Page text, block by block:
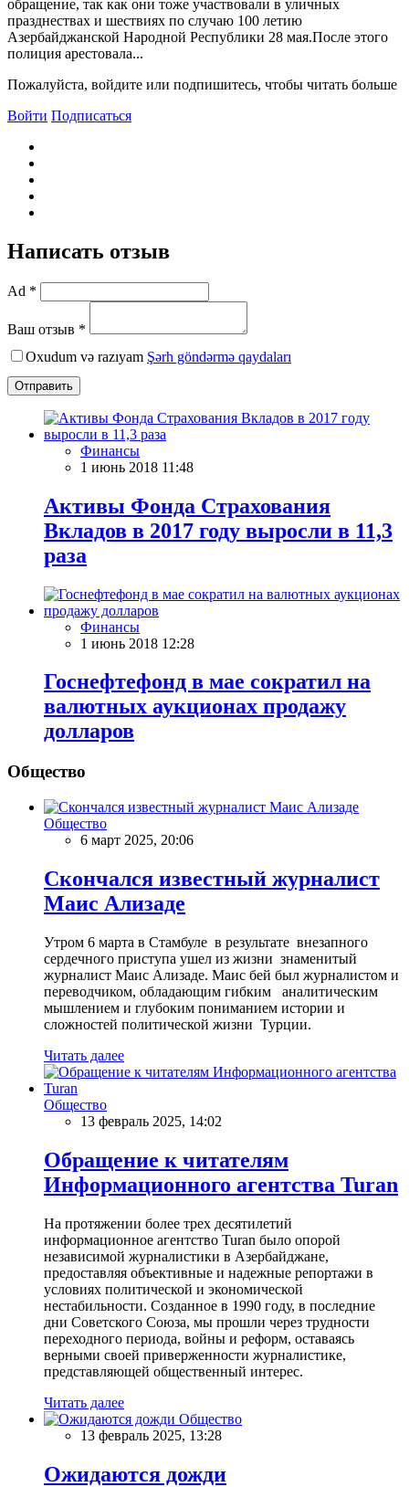
обращение, так как они тоже участвовали в уличных
празднествах и шествиях по случаю 100 летию
Азербайджанской Народной Республики 28 мая.После этого
полиция арестовала...
Пожалуйста, войдите или подпишитесь, чтобы читать больше
Войти Подписаться
Написать отзыв
Ad *
Ваш отзыв *
Oxudum və razıyam Şərh göndərmə qaydaları
Отправить
Финансы
1 июнь 2018 11:48
Активы Фонда Страхования
Вкладов в 2017 году выросли в 11,3
раза
Финансы
1 июнь 2018 12:28
Госнефтефонд в мае сократил на
валютных аукционах продажу
долларов
Общество
Общество
6 март 2025, 20:06
Скончался известный журналист
Маис Ализаде
Утром 6 марта в Стамбуле в результате внезапного
сердечного приступа ушел из жизни знаменитый
журналист Маис Ализаде. Маис бей был журналистом и
переводчиком, обладающим гибким аналитическим
мышлением и глубоким пониманием истории и
сложностей политической жизни Турции.
Читать далее
Общество
13 февраль 2025, 14:02
Обращение к читателям
Информационного агентства Turan
На протяжении более трех десятилетий
информационное агентство Turan было опорой
независимой журналистики в Азербайджане,
предоставляя объективные и надежные репортажи в
условиях политической и экономической
нестабильности. Созданное в 1990 году, в последние
дни Советского Союза, мы прошли через трудности
переходного периода, войны и реформ, оставаясь
верными своей приверженности журналистике,
представляющей общественный интерес.
Читать далее
Общество
13 февраль 2025, 13:28
Ожидаются дожди